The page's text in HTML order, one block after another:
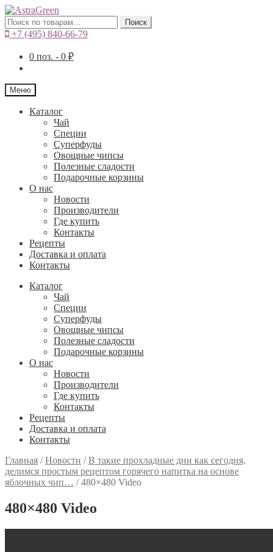
Искать: Поиск
+7 (495) 840-66-79
0 поз. - 0 ₽
Меню
Каталог
Чай
Специи
Cуперфуды
Овощные чипсы
Полезные сладости
Подарочные корзины
О нас
Новости
Производители
Где купить
Контакты
Рецепты
Доставка и оплата
Контакты
Каталог
Чай
Специи
Cуперфуды
Овощные чипсы
Полезные сладости
Подарочные корзины
О нас
Новости
Производители
Где купить
Контакты
Рецепты
Доставка и оплата
Контакты
Главная /Новости /В такие прохладные дни как сегодня,
делимся простым рецептом горячего напитка на основе
яблочных чип… /480×480 Video
480×480 Video